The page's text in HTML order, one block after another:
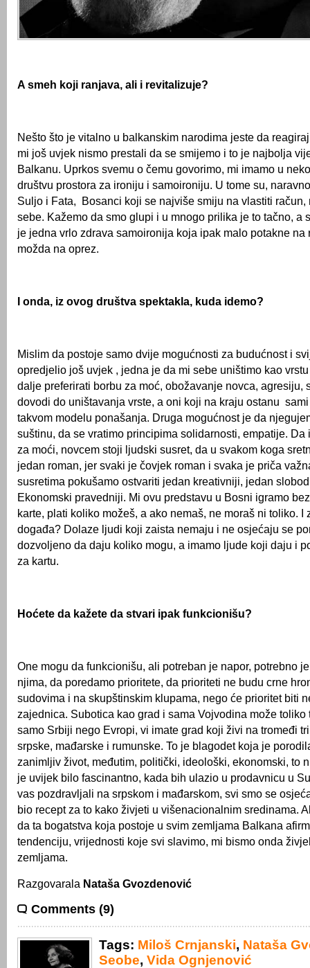
A smeh koji ranjava, ali i revitalizuje?
Nešto što je vitalno u balkanskim narodima jeste da
mi još uvjek nismo prestali da se smijemo i to je najbolja
Balkanu. Uprkos svemu o čemu govorimo, mi imamo u
društvu prostora za ironiju i samoironiju. U tome su,
Suljo i Fata, Bosanci koji se najviše smiju na vlastiti
sebe. Kažemo da smo glupi i u mnogo prilika je to tačno, a
je jedna vrlo zdrava samoironija koja ipak malo potakne na
možda na oprez.
I onda, iz ovog društva spektakla, kuda idemo?
Mislim da postoje samo dvije mogućnosti za budućnost i
opredjelio još uvjek , jedna je da mi sebe uništimo kao
dalje preferirati borbu za moć, obožavanje novca, agresiju,
dovodi do uništavanja vrste, a oni koji na kraju ostanu
takvom modelu ponašanja. Druga mogućnost je da
suštinu, da se vratimo principima solidarnosti, empatije. Da
za moći, novcem stoji ljudski susret, da u svakom koga
jedan roman, jer svaki je čovjek roman i svaka je priča
susretima pokušamo ostvariti jedan kreativniji, jedan
Ekonomski pravedniji. Mi ovu predstavu u Bosni igramo
karte, plati koliko možeš, a ako nemaš, ne moraš ni toliko. I
događa? Dolaze ljudi koji zaista nemaju i ne osjećaju se
dozvoljeno da daju koliko mogu, a imamo ljude koji daju i
za kartu.
Hoćete da kažete da stvari ipak funkcionišu?
One mogu da funkcionišu, ali potreban je napor, potrebno
njima, da poredamo prioritete, da prioriteti ne budu crne
sudovima i na skupštinskim klupama, nego će prioritet biti
zajednica. Subotica kao grad i sama Vojvodina može toliko
samo Srbiji nego Evropi, vi imate grad koji živi na tromeđi
srpske, mađarske i rumunske. To je blagodet koja je
zanimljiv život, međutim, politički, ideološki, ekonomski, to
je uvijek bilo fascinantno, kada bih ulazio u prodavnicu u
vas pozdravljali na srpskom i mađarskom, svi smo se
bio recept za to kako živjeti u višenacionalnim sredinama.
da ta bogatstva koja postoje u svim zemljama Balkana
tendenciju, vrijednosti koje svi slavimo, mi bismo onda
zemljama.
Razgovarala Nataša Gvozdenović
Comments (9)
Tags: Miloš Crnjanski, Nataša
Seobe, Vida Ognjenović